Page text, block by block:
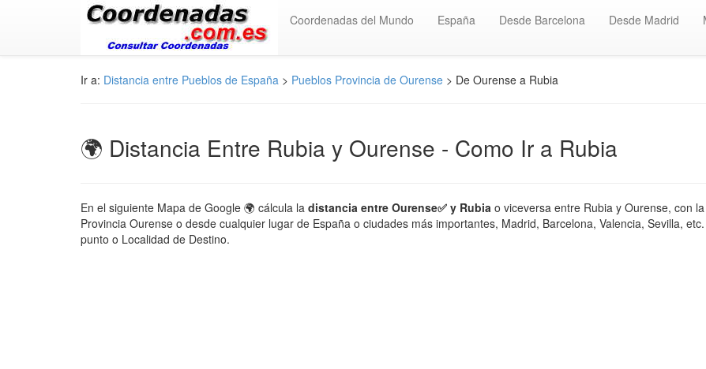
Coordenadas del Mundo España Desde Barcelona Desde Madrid
Ir a: Distancia entre Pueblos de España > Pueblos Provincia de Ourense > De Ourense a Rubia
🌍 Distancia Entre Rubia y Ourense - Como Ir a Rubia
En el siguiente Mapa de Google 🌍 cálcula la distancia entre Ourense✅ y Rubia o viceversa entre Rubia y Ourense, con
Provincia Ourense o desde cualquier lugar de España o ciudades más importantes, Madrid, Barcelona, Valencia, Sevilla,
punto o Localidad de Destino.